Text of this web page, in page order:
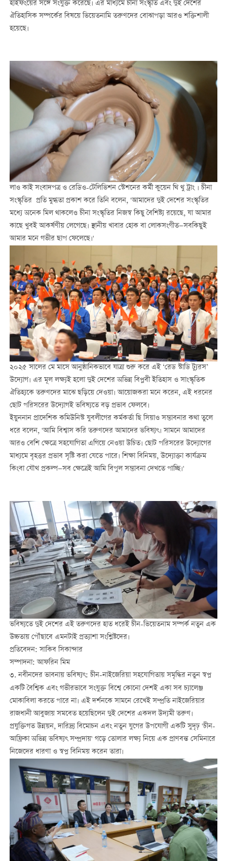
হাইফংয়ের সঙ্গে সংযুক্ত করেছে। এর মাধ্যমে চীনা সংস্কৃতি এবং দুই দেশের
ঐতিহাসিক সম্পর্কের বিষয়ে ভিয়েতনামি তরুণদের বোঝাপড়া আরও শক্তিশালী
হয়েছে।
লাও কাই সংবাদপত্র ও রেডিও-টেলিভিশন স্টেশনের কর্মী কুয়েন থি থু ট্রাং । চীনা
সংস্কৃতির প্রতি মুগ্ধতা প্রকাশ করে তিনি বলেন, 'আমাদের দুই দেশের সংস্কৃতির
মধ্যে অনেক মিল থাকলেও চীনা সংস্কৃতির নিজস্ব কিছু বৈশিষ্ট্য রয়েছে, যা আমার
কাছে খুবই আকর্ষণীয় লেগেছে। স্থানীয় খাবার হোক বা লোকসংগীত—সবকিছুই
আমার মনে গভীর ছাপ ফেলেছে।'
২০২৫ সালের মে মাসে আনুষ্ঠানিকভাবে যাত্রা শুরু করে এই ‘রেড স্টাডি ট্যুরস’
উদ্যোগ। এর মূল লক্ষ্যই হলো দুই দেশের অভিন্ন বিপ্লবী ইতিহাস ও সাংস্কৃতিক
ঐতিহ্যকে তরুণদের মাঝে ছড়িয়ে দেওয়া। আয়োজকরা মনে করেন, এই ধরনের
ছোট পরিসরের উদ্যোগই ভবিষ্যতে বড় প্রভাব ফেলবে।
ইয়ুননান প্রাদেশিক কমিউনিস্ট যুবলীগের কর্মকর্তা ছি সিয়াও সম্ভাবনার কথা তুলে
ধরে বলেন, 'আমি বিশ্বাস করি তরুণদের আমাদের ভবিষ্যৎ। সামনে আমাদের
আরও বেশি ক্ষেত্রে সহযোগিতা এগিয়ে নেওয়া উচিত। ছোট পরিসরের উদ্যোগের
মাধ্যমে বৃহত্তর প্রভাব সৃষ্টি করা যেতে পারে। শিক্ষা বিনিময়, উদ্যোক্তা কার্যক্রম
কিংবা যৌথ প্রকল্প—সব ক্ষেত্রেই আমি বিপুল সম্ভাবনা দেখতে পাচ্ছি।'
ভবিষ্যতে দুই দেশের এই তরুণদের হাত ধরেই চীন-ভিয়েতনাম সম্পর্ক নতুন এক
উচ্চতায় পৌঁছাবে এমনটাই প্রত্যাশা সংশ্লিষ্টদের।
প্রতিবেদন: সাকিব সিকান্দার
সম্পাদনা: আফরিন মিম
৩. নবীনদের ভাবনায় ভবিষ্যৎ: চীন-নাইজেরিয়া সহযোগিতায় সমৃদ্ধির নতুন স্বপ্ন
একটি বৈশ্বিক এবং গভীরভাবে সংযুক্ত বিশ্বে কোনো দেশই একা সব চ্যালেঞ্জ
মোকাবিলা করতে পারে না। এই দর্শনকে সামনে রেখেই সম্প্রতি নাইজেরিয়ার
রাজধানী আবুজায় সমবেত হয়েছিলেন দুই দেশের একদল উদ্যমী তরুণ।
প্রযুক্তিগত উন্নয়ন, দারিদ্র্য বিমোচন এবং নতুন যুগের উপযোগী একটি সুদৃঢ় 'চীন-
আফ্রিকা অভিন্ন ভবিষ্যৎ সম্প্রদায়' গড়ে তোলার লক্ষ্য নিয়ে এক প্রাণবন্ত সেমিনারে
নিজেদের ধারণা ও স্বপ্ন বিনিময় করেন তারা।